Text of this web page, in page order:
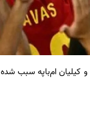
و کیلیان ام‌باپه سبب شده